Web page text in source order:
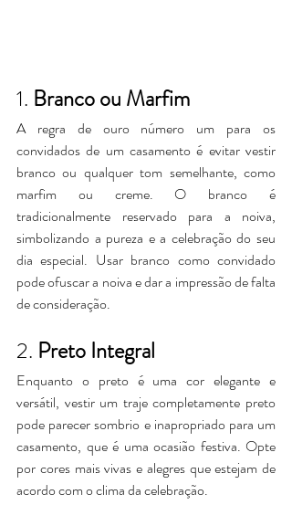
1. Branco ou Marfim
A regra de ouro número um para os
convidados de um casamento é evitar vestir
branco ou qualquer tom semelhante, como
marfim ou creme. O branco é
tradicionalmente reservado para a noiva,
simbolizando a pureza e a celebração do seu
dia especial. Usar branco como convidado
pode ofuscar a noiva e dar a impressão de falta
de consideração.
2. Preto Integral
Enquanto o preto é uma cor elegante e
versátil, vestir um traje completamente preto
pode parecer sombrio e inapropriado para um
casamento, que é uma ocasião festiva. Opte
por cores mais vivas e alegres que estejam de
acordo com o clima da celebração.